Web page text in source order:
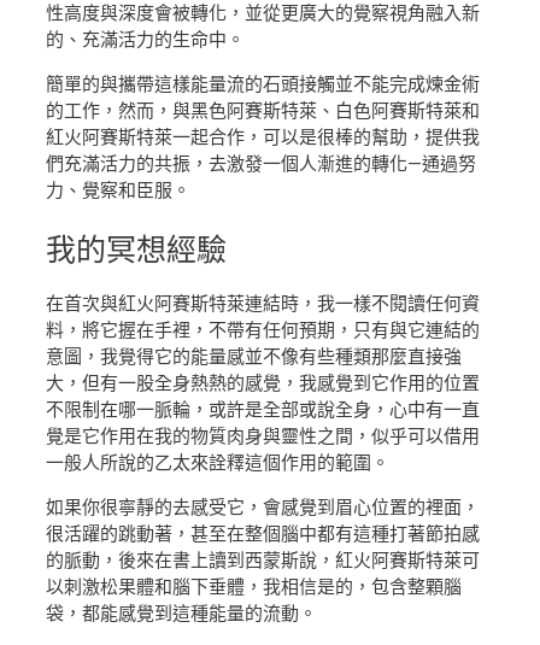
性高度與深度會被轉化，並從更廣大的覺察視角融入新
的、充滿活力的生命中。
簡單的與攜帶這樣能量流的石頭接觸並不能完成煉金術
的工作，然而，與黑色阿賽斯特萊、白色阿賽斯特萊和
紅火阿賽斯特萊一起合作，可以是很棒的幫助，提供我
們充滿活力的共振，去激發一個人漸進的轉化—通過努
力、覺察和臣服。
我的冥想經驗
在首次與紅火阿賽斯特萊連結時，我一樣不閱讀任何資
料，將它握在手裡，不帶有任何預期，只有與它連結的
意圖，我覺得它的能量感並不像有些種類那麼直接強
大，但有一股全身熱熱的感覺，我感覺到它作用的位置
不限制在哪一脈輪，或許是全部或說全身，心中有一直
覺是它作用在我的物質肉身與靈性之間，似乎可以借用
一般人所說的乙太來詮釋這個作用的範圍。
如果你很寧靜的去感受它，會感覺到眉心位置的裡面，
很活躍的跳動著，甚至在整個腦中都有這種打著節拍感
的脈動，後來在書上讀到西蒙斯說，紅火阿賽斯特萊可
以刺激松果體和腦下垂體，我相信是的，包含整顆腦
袋，都能感覺到這種能量的流動。